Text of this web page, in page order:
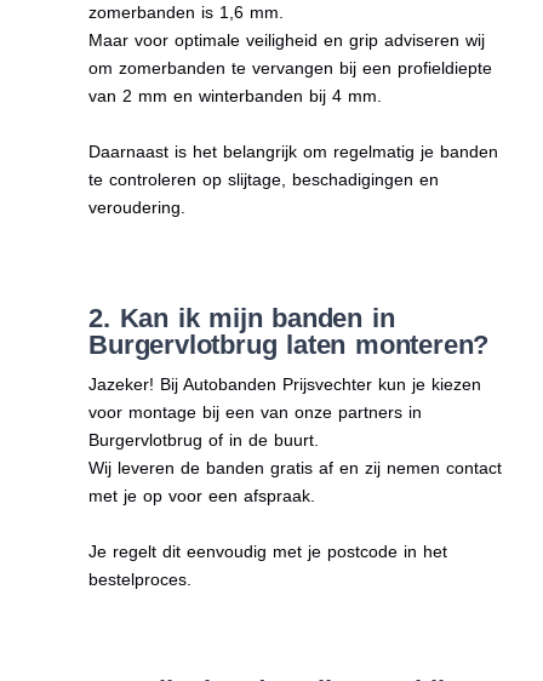
zomerbanden is 1,6 mm.
Maar voor optimale veiligheid en grip adviseren wij
om zomerbanden te vervangen bij een profieldiepte
van 2 mm en winterbanden bij 4 mm.
Daarnaast is het belangrijk om regelmatig je banden
te controleren op slijtage, beschadigingen en
veroudering.
2. Kan ik mijn banden in
Burgervlotbrug laten monteren?
Jazeker! Bij Autobanden Prijsvechter kun je kiezen
voor montage bij een van onze partners in
Burgervlotbrug of in de buurt.
Wij leveren de banden gratis af en zij nemen contact
met je op voor een afspraak.
Je regelt dit eenvoudig met je postcode in het
bestelproces.